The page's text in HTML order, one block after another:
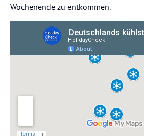
Wochenende zu entkommen.